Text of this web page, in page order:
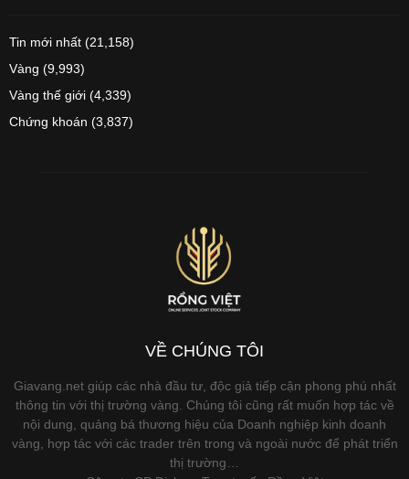
Tin mới nhất (21,158)
Vàng (9,993)
Vàng thế giới (4,339)
Chứng khoán (3,837)
VỀ CHÚNG TÔI
Giavang.net giúp các nhà đầu tư, độc giả tiếp cận phong phú nhất
thông tin với thị trường vàng. Chúng tôi cũng rất muốn hợp tác về
nội dung, quảng bá thương hiệu của Doanh nghiệp kinh doanh
vàng, hợp tác với các trader trên trong và ngoài nước để phát triển
thị trường…